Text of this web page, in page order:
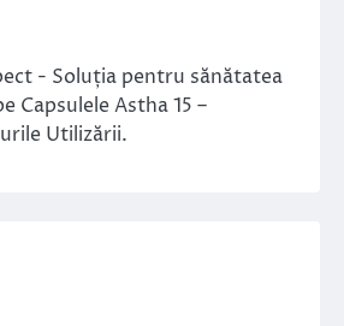
- Soluția pentru sănătatea
Capsulele Astha 15 –
Utilizării.